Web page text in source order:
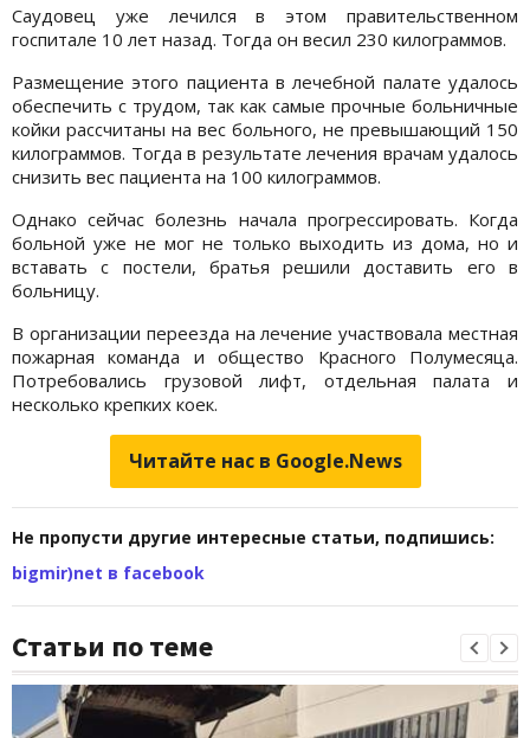
Саудовец уже лечился в этом правительственном
госпитале 10 лет назад. Тогда он весил 230 килограммов.
Размещение этого пациента в лечебной палате удалось
обеспечить с трудом, так как самые прочные больничные
койки рассчитаны на вес больного, не превышающий 150
килограммов. Тогда в результате лечения врачам удалось
снизить вес пациента на 100 килограммов.
Однако сейчас болезнь начала прогрессировать. Когда
больной уже не мог не только выходить из дома, но и
вставать с постели, братья решили доставить его в
больницу.
В организации переезда на лечение участвовала местная
пожарная команда и общество Красного Полумесяца.
Потребовались грузовой лифт, отдельная палата и
несколько крепких коек.
Читайте нас в Google.News
Не пропусти другие интересные статьи, подпишись:
bigmir)net в facebook
Статьи по теме